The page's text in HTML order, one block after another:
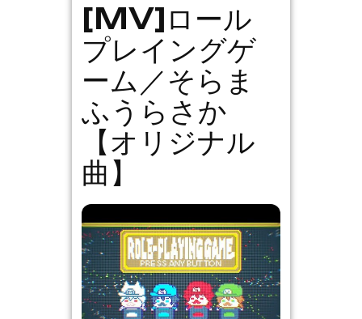
[MV]ロール
プレイングゲ
ーム／そらま
ふうらさか
【オリジナル
曲】